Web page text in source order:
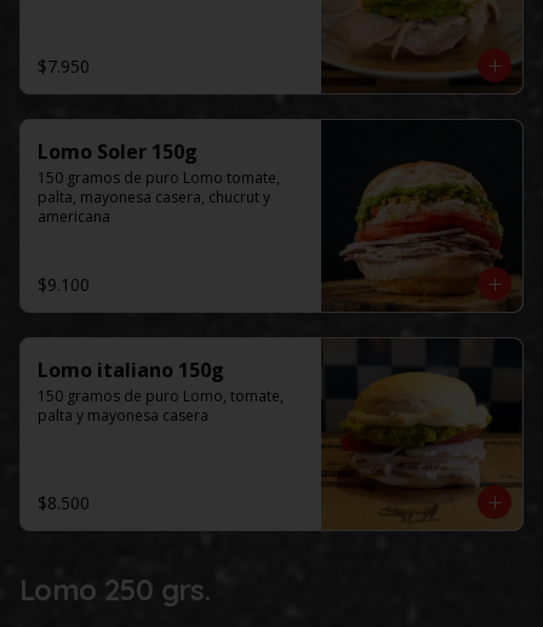
$7.950
Lomo Soler 150g
150 gramos de puro Lomo tomate,
palta, mayonesa casera, chucrut y
americana
$9.100
Lomo italiano 150g
150 gramos de puro Lomo, tomate,
palta y mayonesa casera
$8.500
Lomo 250 grs.